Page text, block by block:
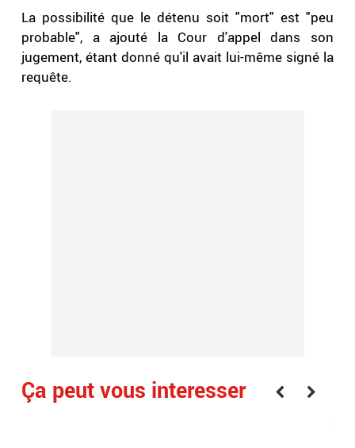
La possibilité que le détenu soit "mort" est "peu
probable", a ajouté la Cour d'appel dans son
jugement, étant donné qu'il avait lui-même signé la
requête.
Ça peut vous interesser